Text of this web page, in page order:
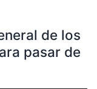
de los
pasar de